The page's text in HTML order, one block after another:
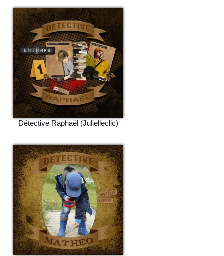
Détective Raphaël (Julielleclic)